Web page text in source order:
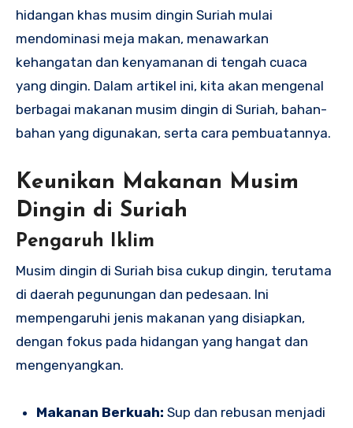
hidangan khas musim dingin Suriah mulai
mendominasi meja makan, menawarkan
kehangatan dan kenyamanan di tengah cuaca
yang dingin. Dalam artikel ini, kita akan mengenal
berbagai makanan musim dingin di Suriah, bahan-
bahan yang digunakan, serta cara pembuatannya.
Keunikan Makanan Musim
Dingin di Suriah
Pengaruh Iklim
Musim dingin di Suriah bisa cukup dingin, terutama
di daerah pegunungan dan pedesaan. Ini
mempengaruhi jenis makanan yang disiapkan,
dengan fokus pada hidangan yang hangat dan
mengenyangkan.
Makanan Berkuah: Sup dan rebusan menjadi